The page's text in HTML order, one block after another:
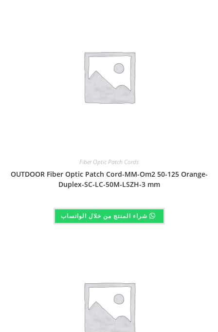
Fiber Optic Patch Cords
OUTDOOR Fiber Optic Patch Cord-MM-Om2 50-125 Orange-
Duplex-SC-LC-50M-LSZH-3 mm
شراء المنتج من خلال الواتساب